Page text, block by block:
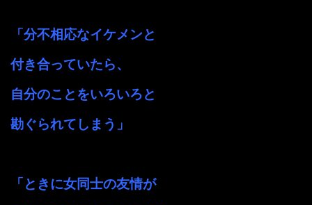
「分不相応なイケメンと
付き合っていたら、
自分のことをいろいろと
勘ぐられてしまう」
「ときに女同士の友情が